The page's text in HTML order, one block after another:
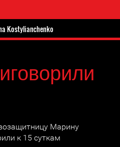
Kostylianchenko
Марину
к 15 суткам